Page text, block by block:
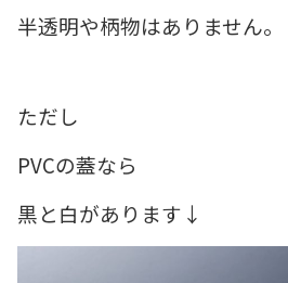
半透明や柄物はありません。
ただし
PVCの蓋なら
黒と白があります↓